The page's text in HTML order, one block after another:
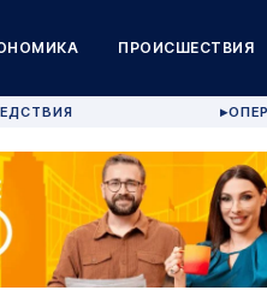
ПРОИСШЕСТВИЯ
▶